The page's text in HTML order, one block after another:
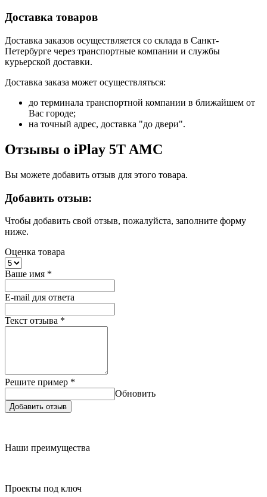
Доставка товаров
Доставка заказов осуществляется со склада в Санкт-
Петербурге через транспортные компании и службы
курьерской доставки.
Доставка заказа может осуществляться:
до терминала транспортной компании в ближайшем от
Вас городе;
на точный адрес, доставка "до двери".
Отзывы о iPlay 5T AMC
Вы можете добавить отзыв для этого товара.
Добавить отзыв:
Чтобы добавить свой отзыв, пожалуйста, заполните форму
ниже.
Оценка товара
Ваше имя *
E-mail для ответа
Текст отзыва *
Решите пример *
Обновить
Добавить отзыв
Наши преимущества
Проекты под ключ